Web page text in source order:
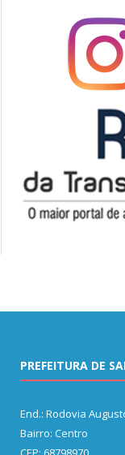
PREFEITURA DE
End.: Rodovia
Bairro: Centro